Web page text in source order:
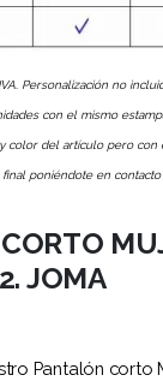
Personalización no
con el mismo
color del artículo pero con
poniéndote en contacto
JOMA
Pantalón corto